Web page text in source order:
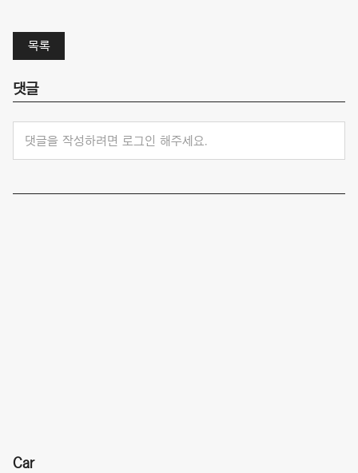
목록
댓글
댓글을 작성하려면 로그인 해주세요.
Car